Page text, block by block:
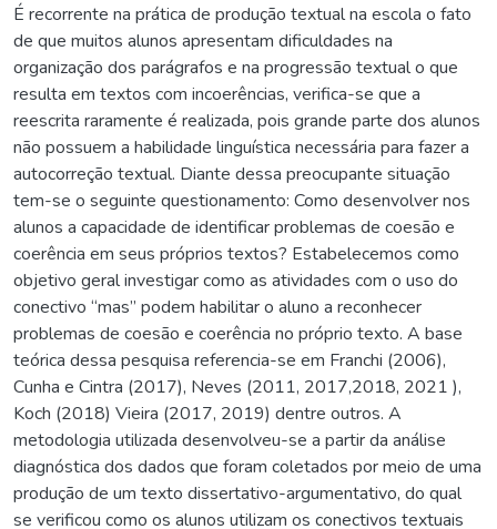
É recorrente na prática de produção textual na escola o fato
de que muitos alunos apresentam dificuldades na
organização dos parágrafos e na progressão textual o que
resulta em textos com incoerências, verifica-se que a
reescrita raramente é realizada, pois grande parte dos alunos
não possuem a habilidade linguística necessária para fazer a
autocorreção textual. Diante dessa preocupante situação
tem-se o seguinte questionamento: Como desenvolver nos
alunos a capacidade de identificar problemas de coesão e
coerência em seus próprios textos? Estabelecemos como
objetivo geral investigar como as atividades com o uso do
conectivo “mas” podem habilitar o aluno a reconhecer
problemas de coesão e coerência no próprio texto. A base
teórica dessa pesquisa referencia-se em Franchi (2006),
Cunha e Cintra (2017), Neves (2011, 2017,2018, 2021 ),
Koch (2018) Vieira (2017, 2019) dentre outros. A
metodologia utilizada desenvolveu-se a partir da análise
diagnóstica dos dados que foram coletados por meio de uma
produção de um texto dissertativo-argumentativo, do qual
se verificou como os alunos utilizam os conectivos textuais